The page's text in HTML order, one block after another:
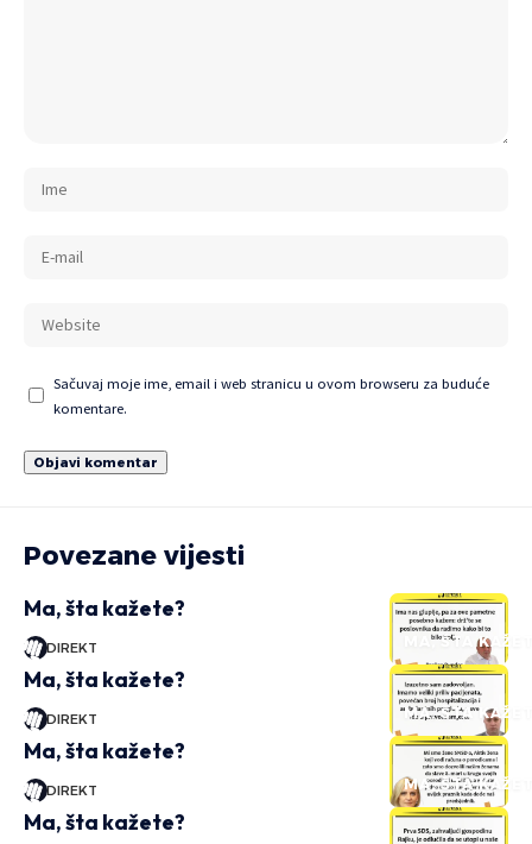
Sačuvaj moje ime, email i web stranicu u ovom browseru za buduće
komentare.
Povezane vijesti
MA, ŠTA
Ma, šta kažete?
DIREKT
MA, ŠTA
Ma, šta kažete?
DIREKT
MA, ŠTA
Ma, šta kažete?
DIREKT
Ma, šta kažete?